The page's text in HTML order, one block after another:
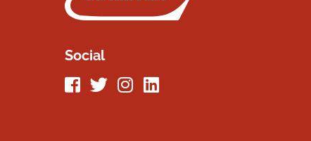
Social
Seguici su Facebook
Seguici su Twitter
Seguici su Instagram
Seguici su LinkeIn